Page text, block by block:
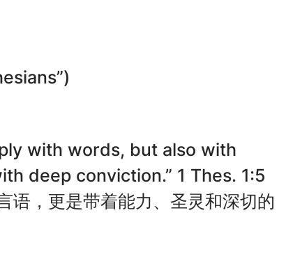
with words, but also with
deep conviction.” 1 Thes. 1:5
语，更是带着能力、圣灵和深切的